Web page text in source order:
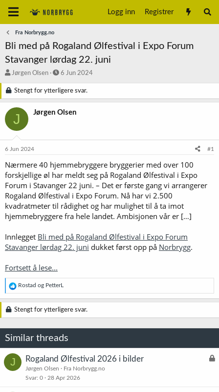
Logg inn Registrer
Fra Norbrygg.no
Bli med på Rogaland Ølfestival i Expo Forum
Stavanger lørdag 22. juni
T
å
d
s
e
Jørgen Olsen
S
a
r
t
d
6 Jun 2024
Stengt for ytterligere svar.
J Jørgen Olsen
6 Jun 2024 #1
Nærmere 40 hjemmebryggere bryggerier med over 100
forskjellige øl har meldt seg på Rogaland Ølfestival i Expo
Forum i Stavanger 22 juni. – Det er første gang vi arrangerer
Rogaland Ølfestival i Expo Forum. Nå har vi 2.500
kvadratmeter til rådighet og har mulighet til å ta imot
hjemmebryggere fra hele landet. Ambisjonen vår er […]
Innlegget Bli med på Rogaland Ølfestival i Expo Forum
Stavanger lørdag 22. juni dukket først opp på Norbrygg.
Fortsett å lese...
R
e
a
k
n
e
r
Rostad og PetterL
Stengt for ytterligere svar.
Similar threads
J
L
Rogaland Ølfestival 2026 i bilder
Jørgen Olsen
Fra Norbrygg.no
Svar 0 28 Apr 2026